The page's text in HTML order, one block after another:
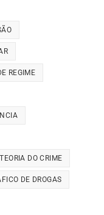
REGIME
TEORIA DO CRIME
DE DROGAS